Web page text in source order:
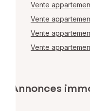
Vente
Vente
Vente
Vente
Annonces